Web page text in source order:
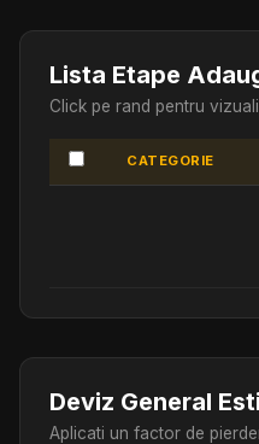
Lista Etape
Click pe rand pentru
CATEGORIE
Deviz General
Aplicati un factor de